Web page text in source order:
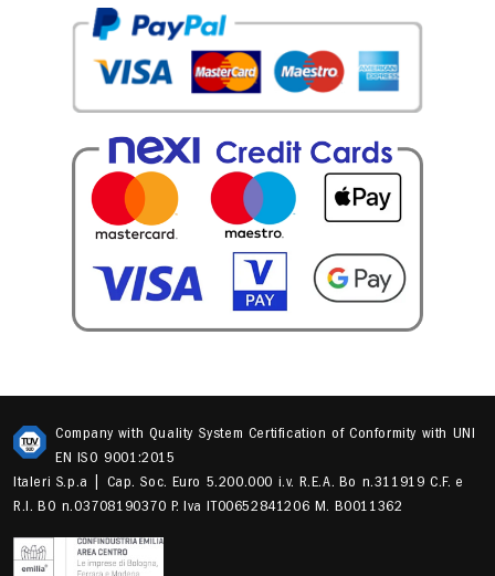
Company with Quality System Certification of Conformity with UNI
EN ISO 9001:2015
Italeri S.p.a | Cap. Soc. Euro 5.200.000 i.v. R.E.A. Bo n.311919 C.F. e
R.I. BO n.03708190370 P. Iva IT00652841206 M. B0011362